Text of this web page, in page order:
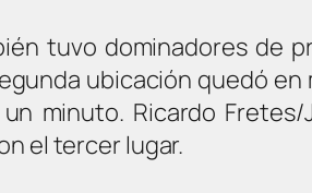
tuvo dominadores de
ubicación quedó
minuto. Ricardo
el tercer lugar.